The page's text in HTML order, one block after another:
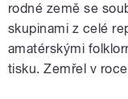
rodné země se
skupinami z celé
amatérskými
tisku. Zemřel v